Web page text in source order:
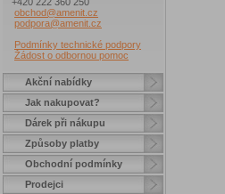
obchod@amenit.cz
podpora@amenit.cz
Podmínky technické podpory
Žádost o odbornou pomoc
Akční nabídky
Jak nakupovat?
Dárek při nákupu
Způsoby platby
Obchodní podmínky
Prodejci